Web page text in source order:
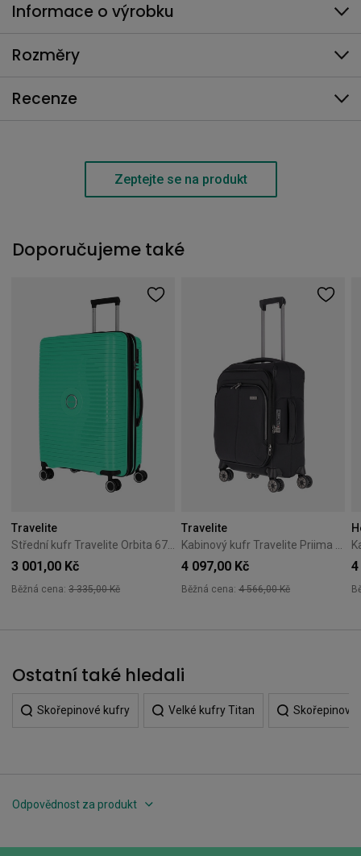
Informace o výrobku
Rozměry
Recenze
Zeptejte se na produkt
Doporučujeme také
Travelite
3 001,00 Kč
Běžná cena: 3 335,00 Kč
Travelite
4 097,00 Kč
Běžná cena: 4 566,00 Kč
4
Ostatní také hledali
Skořepinové kufry Velké kufry Titan Skořepinové
Odpovědnost za produkt